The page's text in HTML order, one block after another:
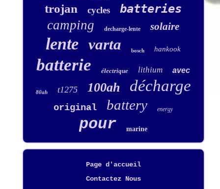
trojan cycles batteries
camping decharge-lente solaire
lente varta bosch hankook
batterie électrique lithium avec
80ah t1275 100ah décharge
original battery energy
pour marine
Page d'accueil
Contactez Nous